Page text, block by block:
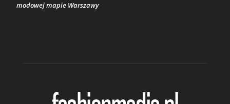
modowej mapie Warszawy